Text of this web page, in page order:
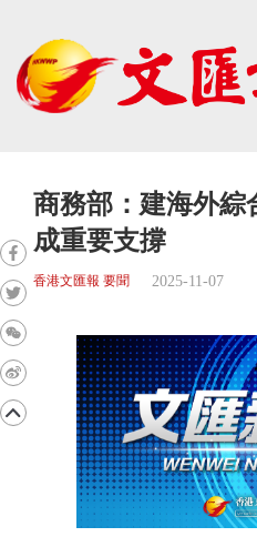
商務部：建海外綜
成重要支撐
香港文匯報 要聞 2025-11-07